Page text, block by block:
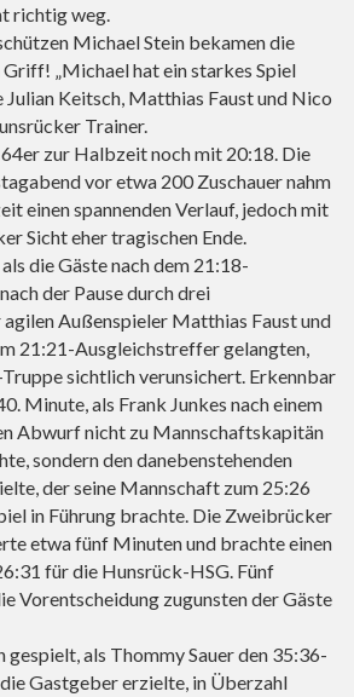
richtig weg.
Michael Stein bekamen die
„Michael hat ein starkes Spiel
Julian Keitsch, Matthias Faust und Nico
Trainer.
zur Halbzeit noch mit 20:18. Die
vor etwa 200 Zuschauer nahm
einen spannenden Verlauf, jedoch mit
Sicht eher tragischen Ende.
die Gäste nach dem 21:18-
der Pause durch drei
Außenspieler Matthias Faust und
21:21-Ausgleichstreffer gelangten,
sichtlich verunsichert. Erkennbar
Minute, als Frank Junkes nach einem
Abwurf nicht zu Mannschaftskapitän
sondern den danebenstehenden
der seine Mannschaft zum 25:26
in Führung brachte. Die Zweibrücker
etwa fünf Minuten und brachte einen
für die Hunsrück-HSG. Fünf
Vorentscheidung zugunsten der Gäste
als Thommy Sauer den 35:36-
Gastgeber erzielte, in Überzahl